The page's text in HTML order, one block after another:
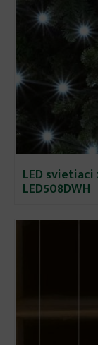
LED
LED508DWH